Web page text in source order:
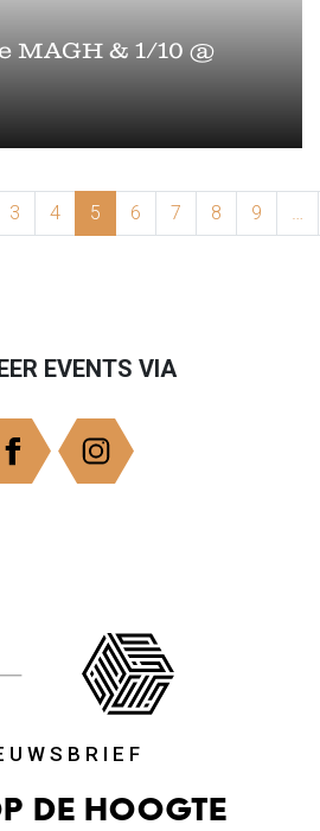
MAGH & 1/10 @
3 4 5 6 7 8 9 …
EVENTS VIA
de hoogte